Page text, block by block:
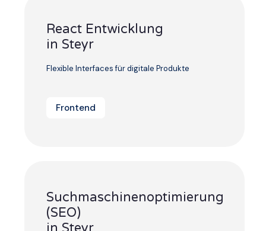
React Entwicklung
in Steyr
Flexible Interfaces für digitale Produkte
Frontend
Suchmaschinenoptimierung
(SEO)
in Steyr